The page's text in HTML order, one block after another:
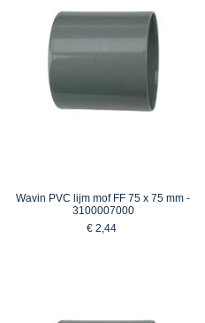
Wavin PVC lijm mof FF 75 x 75 mm -
3100007000
€ 2,44